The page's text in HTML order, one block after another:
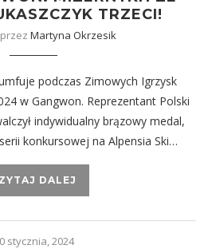
TRZECI!
Martyna Okrzesik
podczas Zimowych Igrzysk
w Gangwon. Reprezentant Polski
indywidualny brązowy medal,
konkursowej na Alpensia Ski…
DALEJ
stycznia, 2024